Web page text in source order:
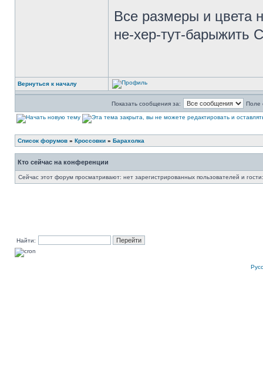
Все размеры и цвета
не-хер-тут-барыжить
Вернуться к началу
Показать сообщения за: Поле
Список форумов » Кроссовки » Барахолка
Кто сейчас на конференции
Сейчас этот форум просматривают: нет зарегистрированных пользователей и
Найти: